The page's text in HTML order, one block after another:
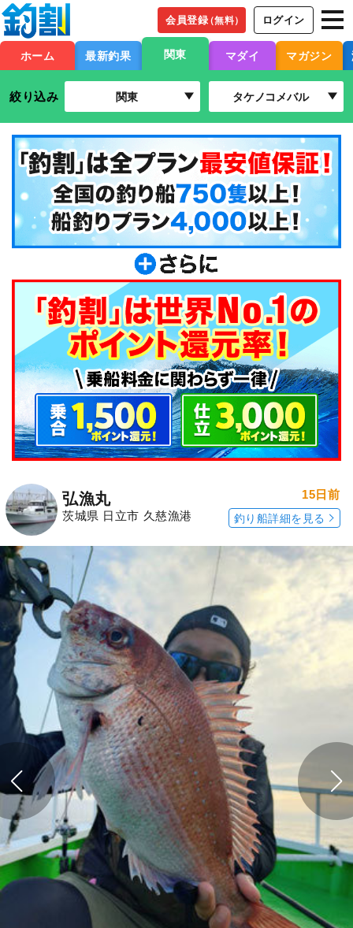
会員登録（無料） ログイン
ホーム 最新釣果 関東 マダイ マガジン
絞り込み 関東 タケノコメバル
弘漁丸
茨城県 日立市 久慈漁港
15日前
釣り船詳細を見る